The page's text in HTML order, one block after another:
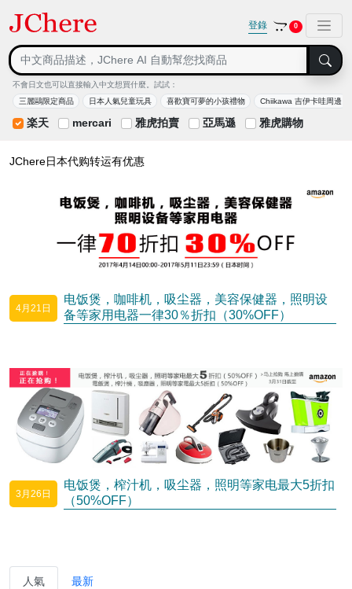
登錄 0
不會日文也可以直接輸入中文想買什麼。試試：
三麗鷗限定商品
日本人氣兒童玩具 喜歡寶可夢的小孩禮物 Chiikawa 吉伊卡哇周邊
楽天 mercari 雅虎拍賣 亞馬遜 雅虎購物
JChere日本代购转运有优惠
4月21日
电饭煲，咖啡机，吸尘器，美容保健器，照明设
备等家用电器一律30％折扣（30%OFF）
3月26日
电饭煲，榨汁机，吸尘器，照明等家电最大5折扣
（50%OFF）
人氣 最新